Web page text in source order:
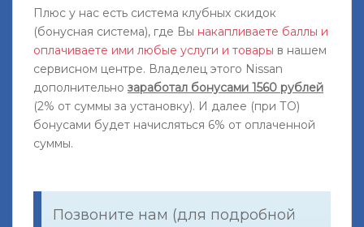
Плюс у нас есть система клубных скидок
(бонусная система), где Вы накапливаете баллы и
оплачиваете ими любые услуги и товары в нашем
сервисном центре. Владелец этого Nissan
дополнительно заработал бонусами 1560 рублей
(2% от суммы за установку). И далее (при ТО)
бонусами будет начисляться 6% от оплаченной
суммы.
Позвоните нам (для подробной